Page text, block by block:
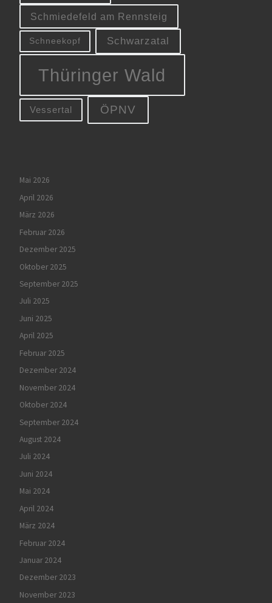
Schmiedefeld am Rennsteig
Schneekopf Schwarzatal
Thüringer Wald
Vessertal ÖPNV
Mai 2026
April 2026
März 2026
Februar 2026
Dezember 2025
Oktober 2025
September 2025
Juli 2025
Juni 2025
April 2025
Februar 2025
Dezember 2024
November 2024
Oktober 2024
September 2024
August 2024
Juli 2024
Juni 2024
Mai 2024
April 2024
März 2024
Februar 2024
Januar 2024
Dezember 2023
November 2023